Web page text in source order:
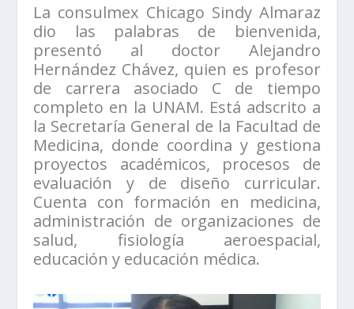
La consulmex Chicago Sindy Almaraz
dio las palabras de bienvenida,
presentó al doctor Alejandro
Hernández Chávez, quien es profesor
de carrera asociado C de tiempo
completo en la UNAM. Está adscrito a
la Secretaría General de la Facultad de
Medicina, donde coordina y gestiona
proyectos académicos, procesos de
evaluación y de diseño curricular.
Cuenta con formación en medicina,
administración de organizaciones de
salud, fisiología aeroespacial,
educación y educación médica.